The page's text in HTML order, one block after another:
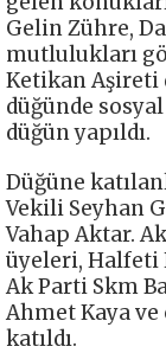
Gelin Zühre,
mutlulukları
Ketikan Aşireti
düğünde
düğün yapıldı.
Düğüne
Vekili Seyhan
Vahap Aktar.
üyeleri, Halfeti
Ak Parti Skm
Ahmet Kaya ve
katıldı.